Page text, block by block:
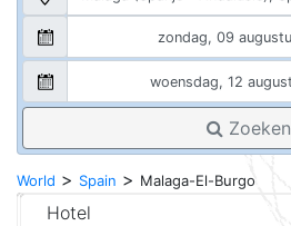
Zoeken
World > Spain > Malaga-El-Burgo
Hotel